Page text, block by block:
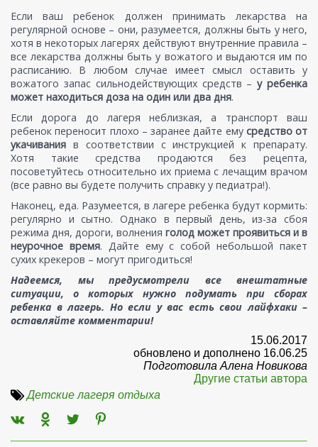
Если ваш ребенок должен принимать лекарства на
регулярной основе – они, разумеется, должны быть у него,
хотя в некоторых лагерях действуют внутренние правила –
все лекарства должны быть у вожатого и выдаются им по
расписанию. В любом случае имеет смысл оставить у
вожатого запас сильнодействующих средств –у ребенка
может находиться доза на один или два дня.
Если дорога до лагеря неблизкая, а транспорт ваш
ребенок переносит плохо – заранее дайте ему средство от
укачивания в соответствии с инструкцией к препарату.
Хотя такие средства продаются без рецепта,
посоветуйтесь относительно их приема с лечащим врачом
(все равно вы будете получить справку у педиатра!).
Наконец, еда. Разумеется, в лагере ребенка будут кормить:
регулярно и сытно. Однако в первый день, из-за сбоя
режима дня, дороги, волнения голод может проявиться и в
неурочное время. Дайте ему с собой небольшой пакет
сухих крекеров – могут пригодиться!
Надеемся, мы предусмотрели все внештатные
ситуации, о которых нужно подумать при сборах
ребенка в лагерь. Но если у вас есть свои лайфхаки –
оставляйте комментарии!
15.06.2017
обновлено и дополнено 16.06.25
Подготовила Алена Новикова
Другие статьи автора
Детские лагеря отдыха